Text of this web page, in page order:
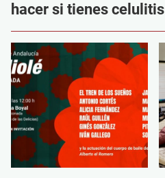
hacer si tienes celulitis